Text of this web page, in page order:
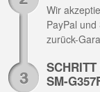
Wir
PayPal
zurück-
SM-